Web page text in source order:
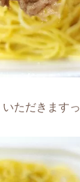
ただきますっ